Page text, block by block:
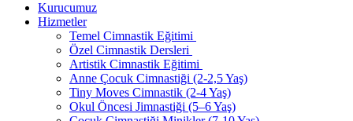
Kurucumuz
Hizmetler
Temel Cimnastik Eğitimi
Özel Cimnastik Dersleri
Artistik Cimnastik Eğitimi
Anne Çocuk Cimnastiği (2-2,5 Yaş)
Tiny Moves Cimnastik (2-4 Yaş)
Okul Öncesi Jimnastiği (5–6 Yaş)